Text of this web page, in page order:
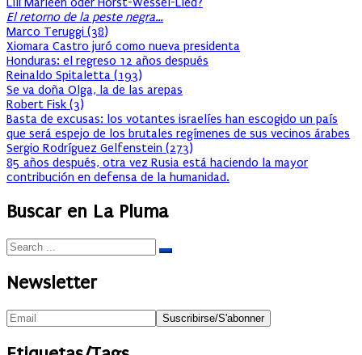
El retorno de la peste negra…
Marco Teruggi (38)
Xiomara Castro juró como nueva presidenta
Honduras: el regreso 12 años después
Reinaldo Spitaletta (193)
Se va doña Olga, la de las arepas
Robert Fisk (3)
Basta de excusas: los votantes israelíes han escogido un país
que será espejo de los brutales regímenes de sus vecinos árabes
Sergio Rodríguez Gelfenstein (273)
85 años después, otra vez Rusia está haciendo la mayor
contribución en defensa de la humanidad.
Buscar en La Pluma
Newsletter